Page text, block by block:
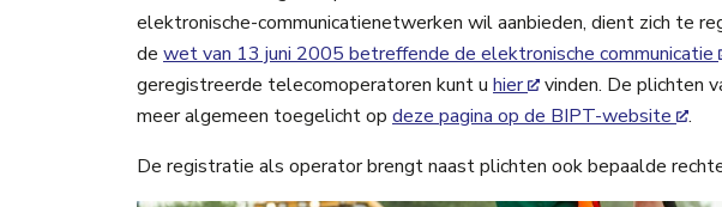
elektronische-communicatienetwerken wil aanbieden, dient zich te
de wet van 13 juni 2005 betreffende de elektronische communicatie
geregistreerde telecomoperatoren kunt u hier
vinden. De plichten
meer algemeen toegelicht op deze pagina op de BIPT-website
.
De registratie als operator brengt naast plichten ook bepaalde